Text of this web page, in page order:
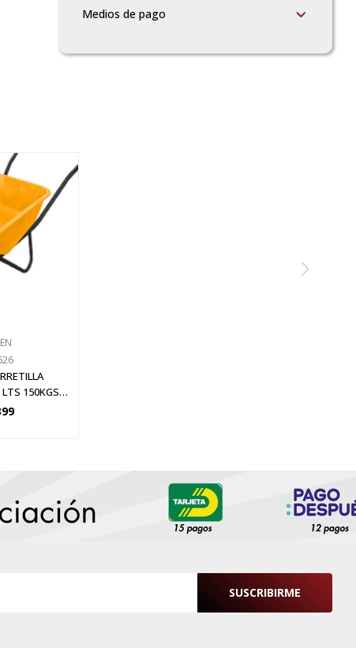
Medios de pago
150KGS
SUSCRIBIRME